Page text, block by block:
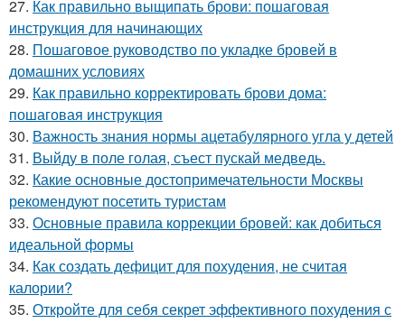
27. Как правильно выщипать брови: пошаговая
инструкция для начинающих
28. Пошаговое руководство по укладке бровей в
домашних условиях
29. Как правильно корректировать брови дома:
пошаговая инструкция
30. Важность знания нормы ацетабулярного угла у детей
31. Выйду в поле голая, съест пускай медведь.
32. Какие основные достопримечательности Москвы
рекомендуют посетить туристам
33. Основные правила коррекции бровей: как добиться
идеальной формы
34. Как создать дефицит для похудения, не считая
калории?
35. Откройте для себя секрет эффективного похудения с